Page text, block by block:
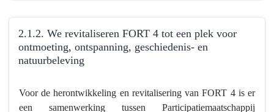
2.1.2. We revitaliseren FORT 4 tot een plek voor
ontmoeting, ontspanning, geschiedenis- en
natuurbeleving
naarVoor de herontwikkeling en revitalisering van FORT 4 is er
een samenwerking tussen Participatiemaatschappij